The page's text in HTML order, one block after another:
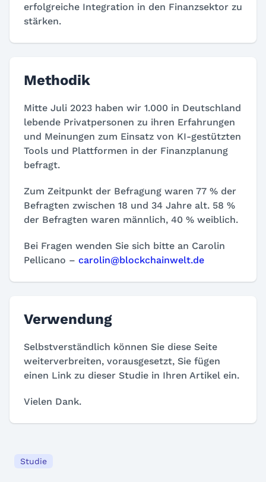
erfolgreiche Integration in den Finanzsektor zu
stärken.
Methodik
Mitte Juli 2023 haben wir 1.000 in Deutschland
lebende Privatpersonen zu ihren Erfahrungen
und Meinungen zum Einsatz von KI-gestützten
Tools und Plattformen in der Finanzplanung
befragt.
Zum Zeitpunkt der Befragung waren 77 % der
Befragten zwischen 18 und 34 Jahre alt. 58 %
der Befragten waren männlich, 40 % weiblich.
Bei Fragen wenden Sie sich bitte an Carolin
Pellicano – carolin@blockchainwelt.de
Verwendung
Selbstverständlich können Sie diese Seite
weiterverbreiten, vorausgesetzt, Sie fügen
einen Link zu dieser Studie in Ihren Artikel ein.
Vielen Dank.
Studie